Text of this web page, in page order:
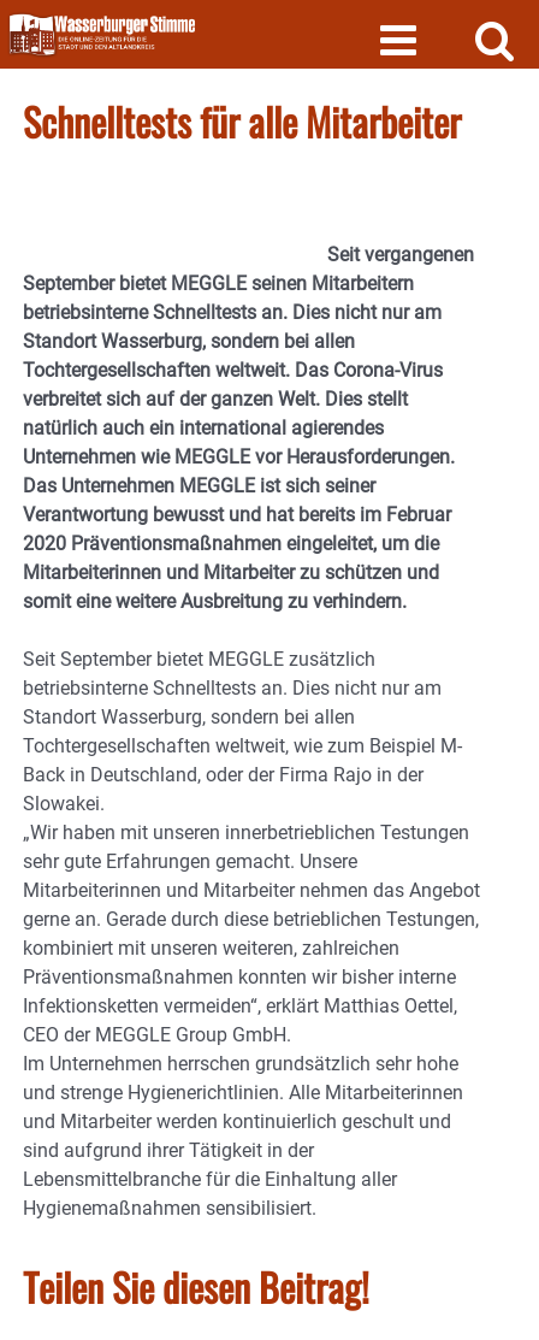
Skip
to
content
Schnelltests für alle Mitarbeiter
Seit vergangenen
September bietet MEGGLE seinen Mitarbeitern
betriebsinterne Schnelltests an. Dies nicht nur am
Standort Wasserburg, sondern bei allen
Tochtergesellschaften weltweit. Das Corona-Virus
verbreitet sich auf der ganzen Welt. Dies stellt
natürlich auch ein international agierendes
Unternehmen wie MEGGLE vor Herausforderungen.
Das Unternehmen MEGGLE ist sich seiner
Verantwortung bewusst und hat bereits im Februar
2020 Präventionsmaßnahmen eingeleitet, um die
Mitarbeiterinnen und Mitarbeiter zu schützen und
somit eine weitere Ausbreitung zu verhindern.
Seit September bietet MEGGLE zusätzlich
betriebsinterne Schnelltests an. Dies nicht nur am
Standort Wasserburg, sondern bei allen
Tochtergesellschaften weltweit, wie zum Beispiel M-
Back in Deutschland, oder der Firma Rajo in der
Slowakei.
„Wir haben mit unseren innerbetrieblichen Testungen
sehr gute Erfahrungen gemacht. Unsere
Mitarbeiterinnen und Mitarbeiter nehmen das Angebot
gerne an. Gerade durch diese betrieblichen Testungen,
kombiniert mit unseren weiteren, zahlreichen
Präventionsmaßnahmen konnten wir bisher interne
Infektionsketten vermeiden“, erklärt Matthias Oettel,
CEO der MEGGLE Group GmbH.
Im Unternehmen herrschen grundsätzlich sehr hohe
und strenge Hygienerichtlinien. Alle Mitarbeiterinnen
und Mitarbeiter werden kontinuierlich geschult und
sind aufgrund ihrer Tätigkeit in der
Lebensmittelbranche für die Einhaltung aller
Hygienemaßnahmen sensibilisiert.
Teilen Sie diesen Beitrag!